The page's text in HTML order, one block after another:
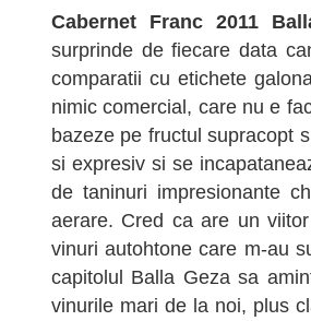
Cabernet Franc 2011
surprinde de fiecare data
comparatii cu etichete
nimic comercial, care nu e
bazeze pe fructul supracopt
si expresiv si se
de taninuri impresionante
aerare. Cred ca are un
vinuri autohtone care m-au
capitolul Balla Geza sa
vinurile mari de la noi, plus